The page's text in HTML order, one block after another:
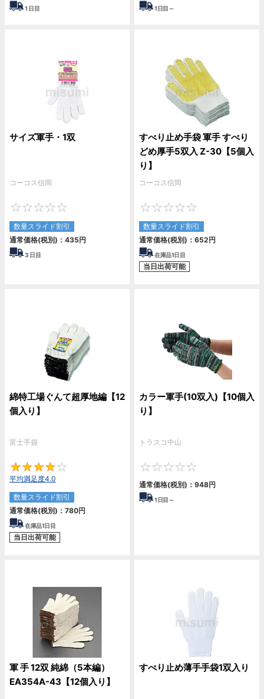
1 日目 1日目～
サイズ軍手・1双
コーコス信岡
数量スライド割引
通常価格(税別)： 435円
3 日目
すべり止め手袋 軍手 すべり
どめ厚手5双入 Z-30【5個入
り】
コーコス信岡
数量スライド割引
通常価格(税別)： 652円
在庫品1日目
当日出荷可能
綿特工場ぐんて超厚地編【12
個入り】
富士手袋
平均満足度4.0
数量スライド割引
通常価格(税別)： 780円
在庫品1日目
当日出荷可能
カラー軍手(10双入)【10個入
り】
トラスコ中山
通常価格(税別)： 948円
1日目～
軍 手 12双 純綿（5本編）
EA354A-43【12個入り】
すべり止め薄手手袋1双入り